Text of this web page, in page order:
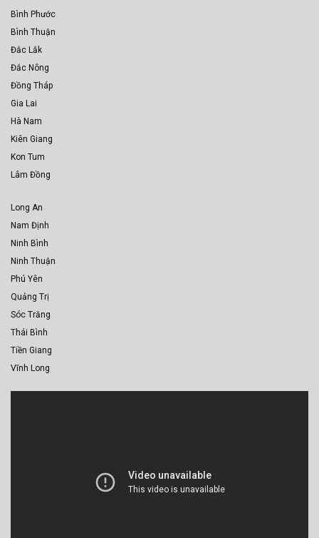
Bình Phước
Bình Thuận
Đắc Lắk
Đắc Nông
Đồng Tháp
Gia Lai
Hà Nam
Kiên Giang
Kon Tum
Lâm Đồng
Long An
Nam Định
Ninh Bình
Ninh Thuận
Phú Yên
Quảng Trị
Sóc Trăng
Thái Bình
Tiền Giang
Vĩnh Long